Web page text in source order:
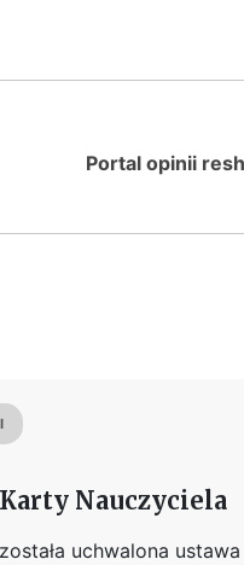
Portal opinii
Nauczyciela
uchwalona